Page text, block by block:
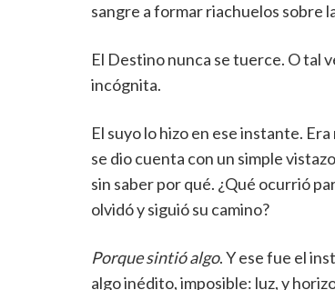
sangre a formar riachuelos sobre
El Destino nunca se tuerce. O tal
incógnita.
El suyo lo hizo en ese instante.
se dio cuenta con un simple
sin saber por qué. ¿Qué ocurrió
olvidó y siguió su camino?
Porque sintió algo. Y ese fue el
algo inédito, imposible: luz, y